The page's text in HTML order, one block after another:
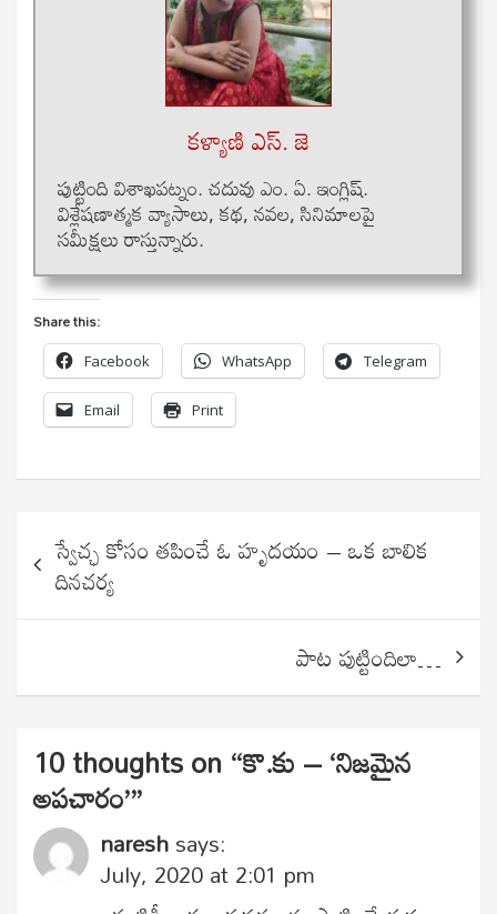
కళ్యాణి ఎస్. జె
పుట్టింది విశాఖపట్నం. చదువు ఎం. ఏ. ఇంగ్లిష్.
విశ్లేషణాత్మక వ్యాసాలు, కథ, నవల, సినిమాలపై
సమీక్షలు రాస్తున్నారు.
Share this:
Facebook WhatsApp Telegram
Email Print
Post
navigation
స్వేచ్ఛ కోసం తపించే ఓ హృదయం – ఒక బాలిక
దినచర్య
పాట పుట్టిందిలా…
10 thoughts on “కొ.కు – ‘నిజమైన
అపచారం’”
nareshsays:
July, 2020 at 2:01 pm